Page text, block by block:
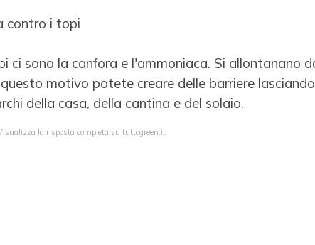
contro i topi
ci sono la canfora e l'ammoniaca. Si allontanano
motivo potete creare delle barriere
della casa, della cantina e del solaio.
la risposta completa su tuttogreen.it